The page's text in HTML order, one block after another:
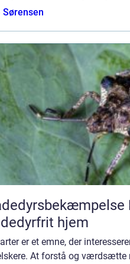
Sørensen
hjem
er et emne, der
At forstå og